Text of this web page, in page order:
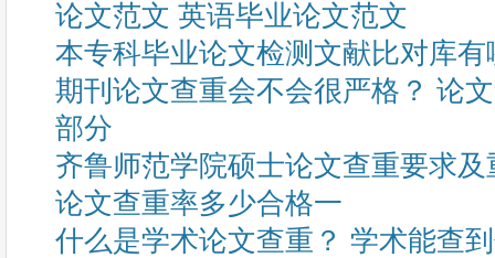
论文范文 英语毕业论文范文
本专科毕业论文检测文献比对库有
期刊论文查重会不会很严格？ 论
部分
齐鲁师范学院硕士论文查重要求
论文查重率多少合格一
什么是学术论文查重？ 学术能查